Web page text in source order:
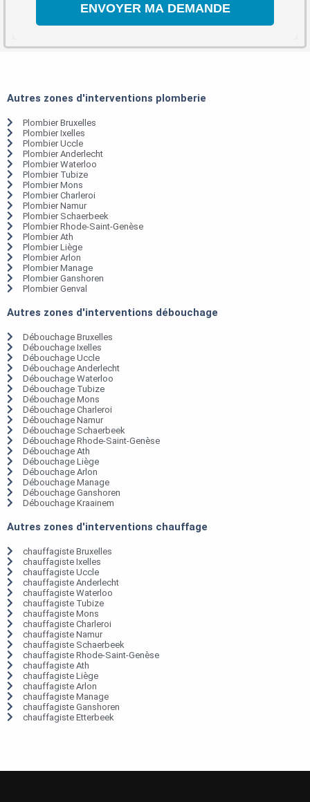
Autres zones d'interventions plomberie
Plombier Bruxelles
Plombier Ixelles
Plombier Uccle
Plombier Anderlecht
Plombier Waterloo
Plombier Tubize
Plombier Mons
Plombier Charleroi
Plombier Namur
Plombier Schaerbeek
Plombier Rhode-Saint-Genèse
Plombier Ath
Plombier Liège
Plombier Arlon
Plombier Manage
Plombier Ganshoren
Plombier Genval
Autres zones d'interventions débouchage
Débouchage Bruxelles
Débouchage Ixelles
Débouchage Uccle
Débouchage Anderlecht
Débouchage Waterloo
Débouchage Tubize
Débouchage Mons
Débouchage Charleroi
Débouchage Namur
Débouchage Schaerbeek
Débouchage Rhode-Saint-Genèse
Débouchage Ath
Débouchage Liège
Débouchage Arlon
Débouchage Manage
Débouchage Ganshoren
Débouchage Kraainem
Autres zones d'interventions chauffage
chauffagiste Bruxelles
chauffagiste Ixelles
chauffagiste Uccle
chauffagiste Anderlecht
chauffagiste Waterloo
chauffagiste Tubize
chauffagiste Mons
chauffagiste Charleroi
chauffagiste Namur
chauffagiste Schaerbeek
chauffagiste Rhode-Saint-Genèse
chauffagiste Ath
chauffagiste Liège
chauffagiste Arlon
chauffagiste Manage
chauffagiste Ganshoren
chauffagiste Etterbeek